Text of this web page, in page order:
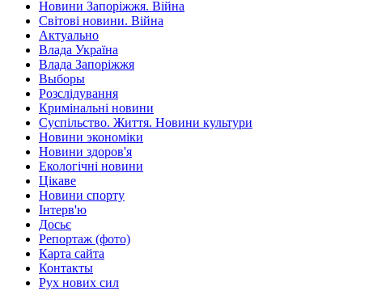
Новини Запоріжжя. Війна
Світові новини. Війна
Актуально
Влада Україна
Влада Запоріжжя
Выборы
Розслідування
Кримінальні новини
Суспільство. Життя. Новини культури
Новини экономіки
Новини здоров'я
Екологічні новини
Цікаве
Новини спорту
Інтерв'ю
Досьє
Репортаж (фото)
Карта сайта
Контакты
Рух нових сил